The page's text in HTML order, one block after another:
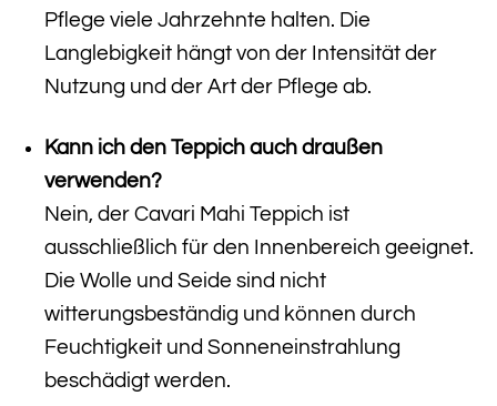
Pflege viele Jahrzehnte halten. Die
Langlebigkeit hängt von der Intensität der
Nutzung und der Art der Pflege ab.
Kann ich den Teppich auch draußen
verwenden?
Nein, der Cavari Mahi Teppich ist
ausschließlich für den Innenbereich geeignet.
Die Wolle und Seide sind nicht
witterungsbeständig und können durch
Feuchtigkeit und Sonneneinstrahlung
beschädigt werden.